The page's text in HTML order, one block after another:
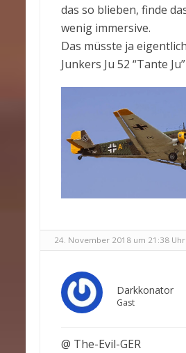
das so blieben, finde
wenig immersive.
Das müsste ja
Junkers Ju 52 “Tante
24. November 2018 um 21:38 Uhr
Darkkonator
Gast
@ The-Evil-GER